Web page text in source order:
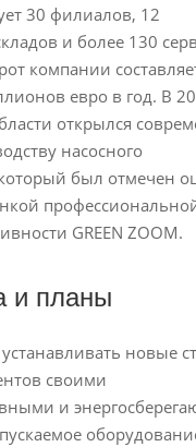
30 филиалов, 12
и более 130
компании
евро в год. В
открылся
насосного
был отмечен
GREEN ZOOM.
и планы
новые
своими
и